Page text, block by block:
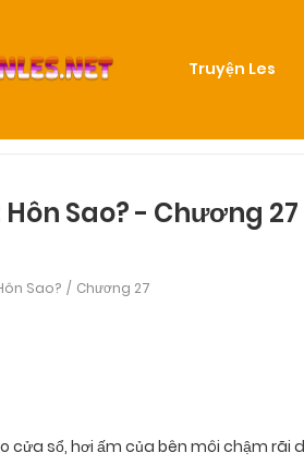
Truyện Les
Hôn Sao? - Chương 27
Sao? Chương 27
cửa sổ, hơi ấm của bên môi chậm